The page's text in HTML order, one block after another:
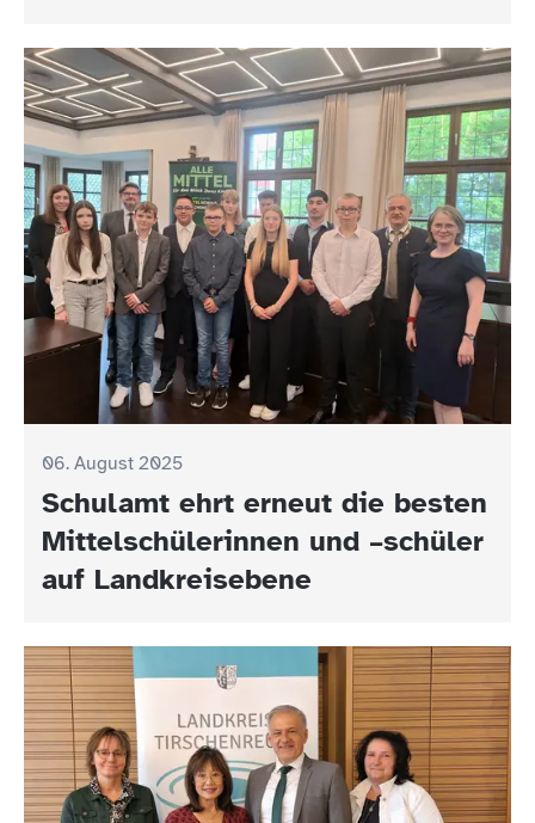
06. August 2025
Schulamt ehrt erneut die besten
Mittelschülerinnen und –schüler
auf Landkreisebene